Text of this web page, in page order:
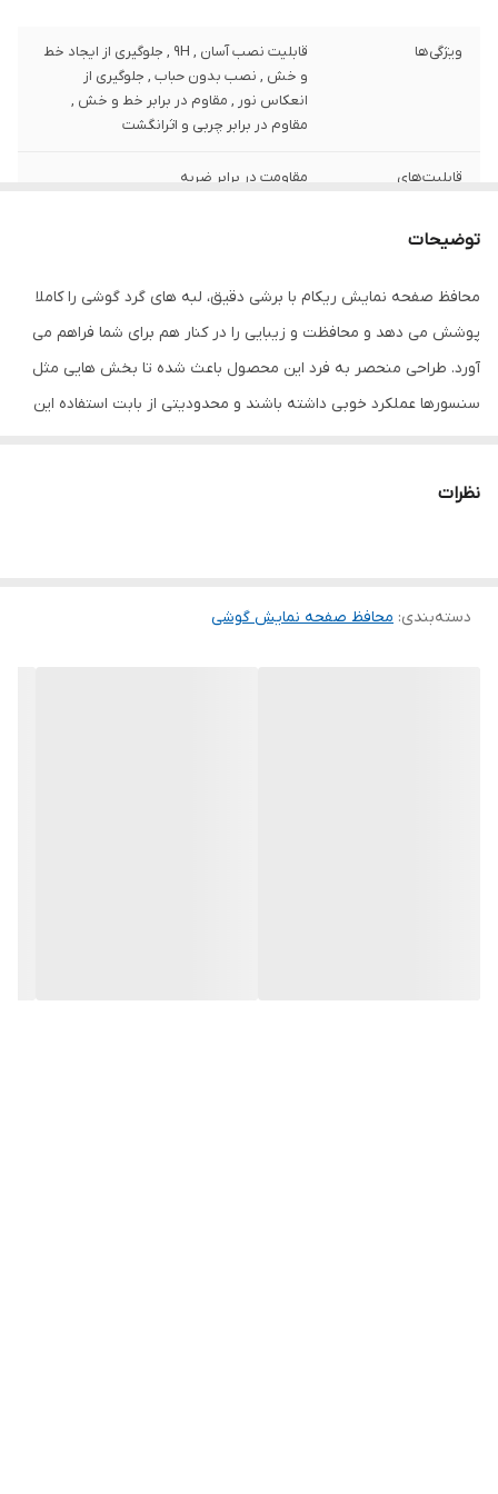
ویژگی‌ها
قابلیت نصب آسان , 9H , جلوگیری از ایجاد خط
و خش , نصب بدون حباب , جلوگیری از
انعکاس نور , مقاوم در برابر خط و خش ,
مقاوم در برابر چربی و اثرانگشت
قابلیت‌های
مقاومت در برابر ضربه
ضخامت
دارای محافظ برای
قسمت
جلو (صفحه نمایش)
رنگ مشکی
توضیحات
محافظ صفحه نمایش ریکام با برشی دقیق، لبه های گرد گوشی را کاملا
پوشش می دهد و محافظت و زیبایی را در کنار هم برای شما فراهم می
آورد. طراحی منحصر به فرد این محصول باعث شده تا بخش هایی مثل
سنسورها عملکرد خوبی داشته باشند و محدودیتی از بابت استفاده این
ماند. لمس لبه های گرد این محصول حس خوبی را در شما ایجاد می کند.
محافظ صفحه نمایش چربی گریز است و اثر انگشت شما را به خود جذب
نظرات
دسته‌بندی: محافظ صفحه نمایش گوشی